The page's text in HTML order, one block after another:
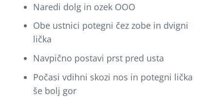
Naredi dolg in ozek OOO
Obe ustnici potegni čez zobe in dvigni
lička
Navpično postavi prst pred usta
Počasi vdihni skozi nos in potegni lička
še bolj gor